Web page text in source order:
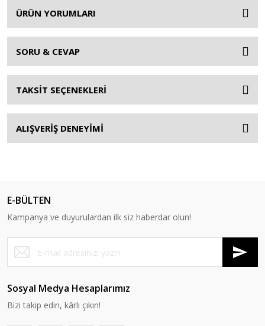
ÜRÜN YORUMLARI
SORU & CEVAP
TAKSİT SEÇENEKLERİ
ALIŞVERİŞ DENEYİMİ
E-BÜLTEN
Kampanya ve duyurulardan ilk siz haberdar olun!
Sosyal Medya Hesaplarımız
Bizi takip edin, kârlı çıkın!